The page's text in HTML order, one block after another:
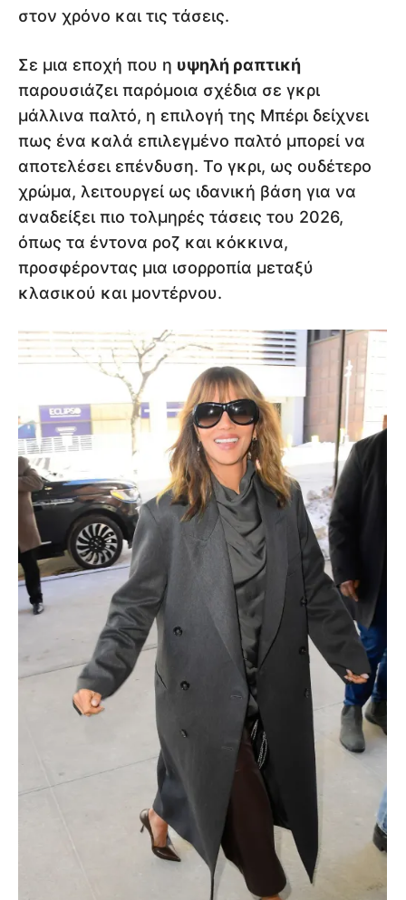
στον χρόνο και τις τάσεις.
Σε μια εποχή που η υψηλή ραπτική
παρουσιάζει παρόμοια σχέδια σε γκρι
μάλλινα παλτό, η επιλογή της Μπέρι δείχνει
πως ένα καλά επιλεγμένο παλτό μπορεί να
αποτελέσει επένδυση. Το γκρι, ως ουδέτερο
χρώμα, λειτουργεί ως ιδανική βάση για να
αναδείξει πιο τολμηρές τάσεις του 2026,
όπως τα έντονα ροζ και κόκκινα,
προσφέροντας μια ισορροπία μεταξύ
κλασικού και μοντέρνου.